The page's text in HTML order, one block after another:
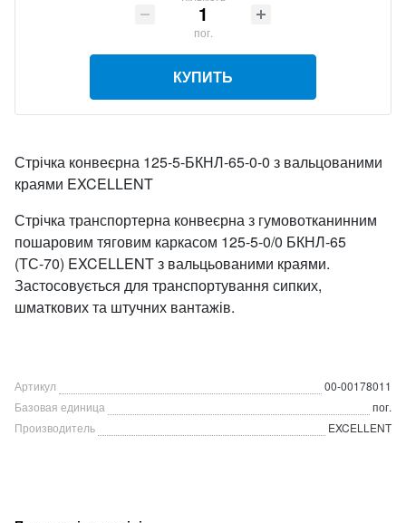
пог.
КУПИТЬ
Стрічка конвеєрна 125-5-БКНЛ-65-0-0 з вальцованими
краями EXCELLENT
Стрічка транспортерна конвеєрна з гумовотканинним
пошаровим тяговим каркасом 125-5-0/0 БКНЛ-65
(ТС-70) EXCELLENT з вальцьованими краями.
Застосовується для транспортування сипких,
шматкових та штучних вантажів.
Артикул
00-00178011
Базовая единица
пог.
Производитель
EXCELLENT